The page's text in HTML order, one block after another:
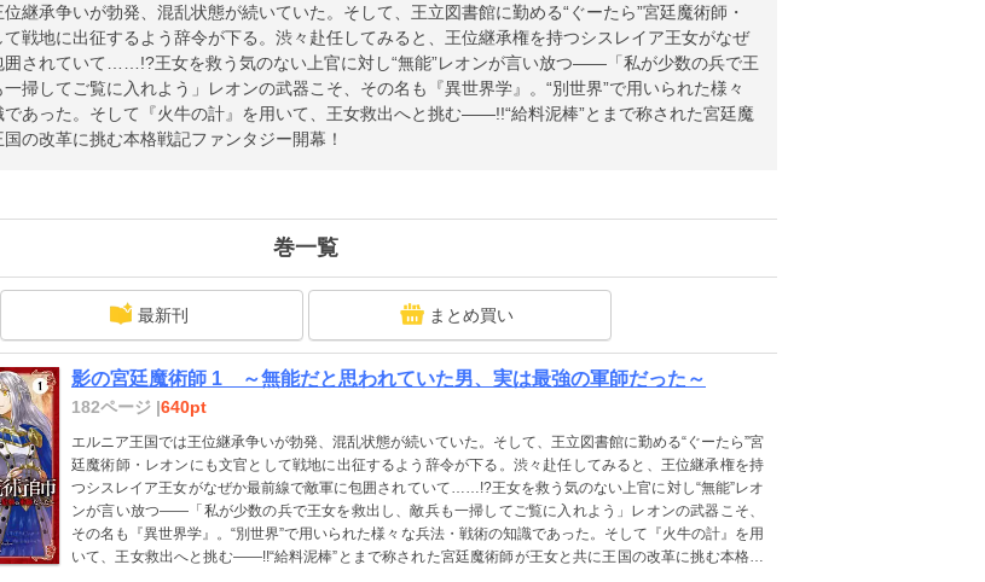
継承争いが勃発、混乱状態が続いていた。そして、王立図書館に勤める“ぐーたら”宮廷魔術師・
て戦地に出征するよう辞令が下る。渋々赴任してみると、王位継承権を持つシスレイア王女がなぜ
囲されていて……!?王女を救う気のない上官に対し“無能”レオンが言い放つ――「私が少数の兵で王
掃してご覧に入れよう」レオンの武器こそ、その名も『異世界学』。“別世界”で用いられた様々
であった。そして『火牛の計』を用いて、王女救出へと挑む――!!“給料泥棒”とまで称された宮廷魔
の改革に挑む本格戦記ファンタジー開幕！
巻一覧
最新刊 まとめ買い
影の宮廷魔術師 1 ～無能だと思われていた男、実は最強の軍師だった～
182ページ |640pt
エルニア王国では王位継承争いが勃発、混乱状態が続いていた。そして、王立図書館に勤める“ぐーたら”宮
廷魔術師・レオンにも文官として戦地に出征するよう辞令が下る。渋々赴任してみると、王位継承権を持
つシスレイア王女がなぜか最前線で敵軍に包囲されていて……!?王女を救う気のない上官に対し“無能”レオ
ンが言い放つ――「私が少数の兵で王女を救出し、敵兵も一掃してご覧に入れよう」レオンの武器こそ、
その名も『異世界学』。“別世界”で用いられた様々な兵法・戦術の知識であった。そして『火牛の計』を用
いて、王女救出へと挑む――!!“給料泥棒”とまで称された宮廷魔術師が王女と共に王国の改革に挑む本格戦